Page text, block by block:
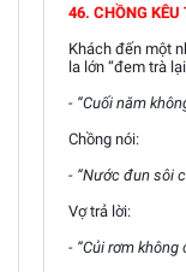
46. CHỒNG KÊU
Khách đến một
la lớn “đem trà
- “Cuối năm
Chồng nói:
- “Nước đun sôi
Vợ trả lời:
- “Củi rơm không